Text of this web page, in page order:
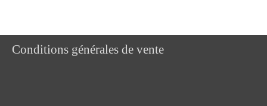
Conditions générales de vente